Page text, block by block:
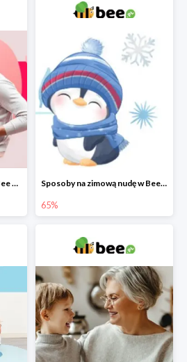
Prezenty na Walentynki w Bee do -50% Sposoby na zimową nudę w Bee do 65%
65%